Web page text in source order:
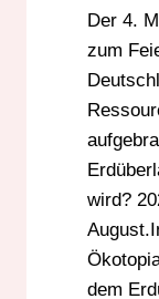
Der 4.
zum
wird?
dem